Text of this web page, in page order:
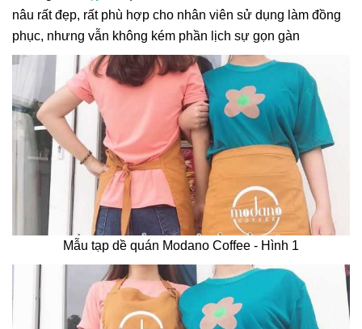
nâu rất đẹp, rất phù hợp cho nhân viên sử dụng làm đồng
phục, nhưng vẫn không kém phần lịch sự gọn gàn
Mẫu tạp dề quán Modano Coffee - Hình 1